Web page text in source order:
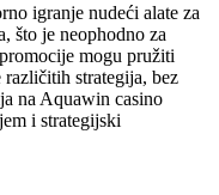
igranje nudeći alate za
što je neophodno za
mogu pružiti
strategija, bez
na Aquawin casino
i strategijski